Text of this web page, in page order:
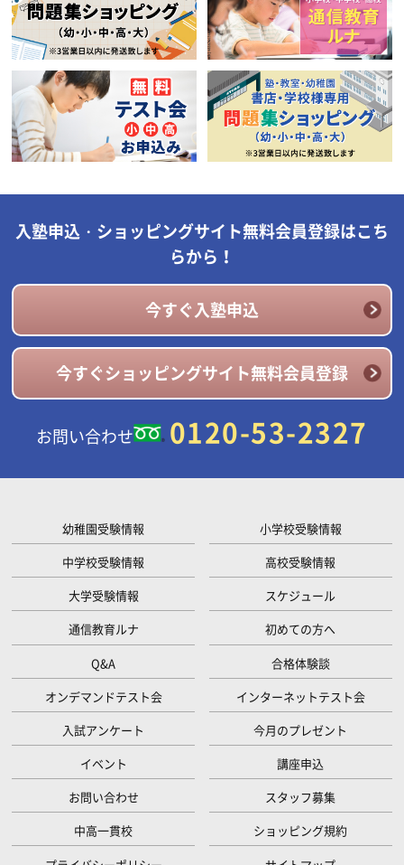
入塾申込・ショッピングサイト無料会員登録はこち
らから！
今すぐ入塾申込
今すぐショッピングサイト無料会員登録
お問い合わせ 0120-53-2327
幼稚園受験情報
小学校受験情報
中学校受験情報
高校受験情報
大学受験情報
スケジュール
通信教育ルナ
初めての方へ
Q&A
合格体験談
オンデマンドテスト会
インターネットテスト会
入試アンケート
今月のプレゼント
イベント
講座申込
お問い合わせ
スタッフ募集
中高一貫校
ショッピング規約